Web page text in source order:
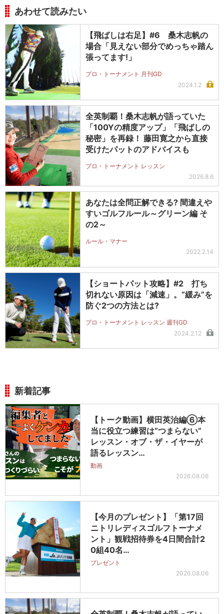
あわせて読みたい
【飛ばしは右足】#6 桑木志帆の
場合「見えない部分でめっちゃ踏ん
張ってます!」
プロ・トーナメント 月刊GD
2024.1.2
全英制覇！桑木志帆が語っていた
「100Yの精度アップ」「飛ばしの
秘密」を再録！ 藤田寛之から直接
受けたパットのアドバイスも
プロ・トーナメント レッスン
2026.8.6
あなたは全問正解できる? 間違えや
すいゴルフルール～グリーン編 そ
の2～
ルール・マナー
2022.2.14
【ショートパット攻略】#2 打ち
切れない原因は「減速」。“緩み”を
防ぐ2つの方法とは?
プロ・トーナメント レッスン 週刊GD
2024.2.12
新着記事
【トーク動画】横田英治編⑥本
当に役立つ練習は“つまらない”
レッスン・オブ・ザ・イヤーが
語るレッスン…
動画
2026.08.06
【今月のプレゼント】「第17回
ニトリレディスゴルフトーナメ
ント」観戦招待券を4日間合計2
0組40名…
プレゼント
2026.08.06